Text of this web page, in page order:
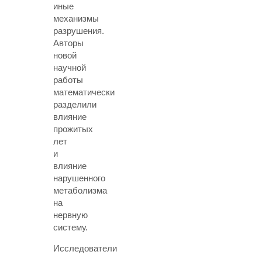
иные
механизмы
разрушения.
Авторы
новой
научной
работы
математически
разделили
влияние
прожитых
лет
и
влияние
нарушенного
метаболизма
на
нервную
систему.
Исследователи